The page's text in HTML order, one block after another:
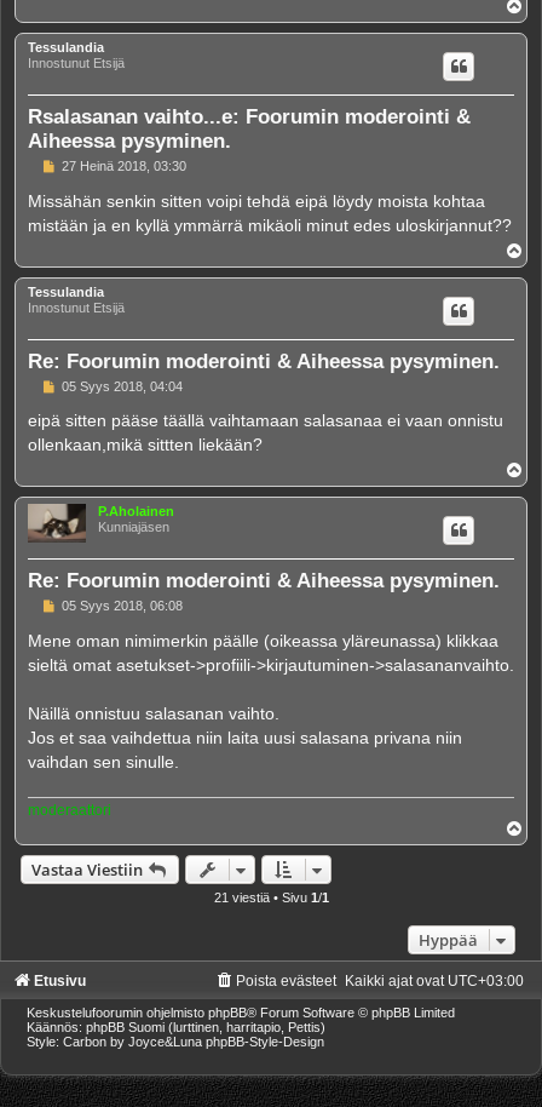
l
ö
Tessulandia
Innostunut Etsijä
Rsalasanan vaihto...e: Foorumin moderointi &
Aiheessa pysyminen.
V
e
t
27 Heinä 2018, 03:30
Missähän senkin sitten voipi tehdä eipä löydy moista kohtaa
mistään ja en kyllä ymmärrä mikäoli minut edes uloskirjannut??
l
ö
Tessulandia
Innostunut Etsijä
Re: Foorumin moderointi & Aiheessa pysyminen.
V
e
t
05 Syys 2018, 04:04
eipä sitten pääse täällä vaihtamaan salasanaa ei vaan onnistu
ollenkaan,mikä sittten liekään?
l
ö
P.Aholainen
Kunniajäsen
Re: Foorumin moderointi & Aiheessa pysyminen.
V
e
s
t
05 Syys 2018, 06:08
Mene oman nimimerkin päälle (oikeassa yläreunassa) klikkaa
sieltä omat asetukset->profiili->kirjautuminen->salasananvaihto.
Näillä onnistuu salasanan vaihto.
Jos et saa vaihdettua niin laita uusi salasana privana niin
vaihdan sen sinulle.
moderaattori
l
Vastaa Viestiin
21 viestiä • Sivu 1 /1
Hyppää
Etusivu Kaikki ajat ovat UTC+03:00
Poista evästeet
Keskustelufoorumin ohjelmisto phpBB® Forum Software © phpBB Limited
Käännös: phpBB Suomi (lurttinen, harritapio, Pettis)
Style: Carbon by Joyce&Luna phpBB-Style-Design